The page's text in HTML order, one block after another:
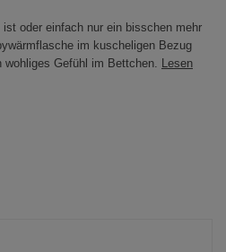
oder einfach nur ein bisschen mehr
im kuscheligen Bezug
Gefühl im Bettchen. Lesen